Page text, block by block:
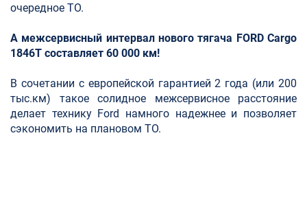
очередное ТО.
А межсервисный интервал нового тягача FORD Cargo
1846T составляет 60 000 км!
В сочетании с европейской гарантией 2 года (или 200
тыс.км) такое солидное межсервисное расстояние
делает технику Ford намного надежнее и позволяет
сэкономить на плановом ТО.